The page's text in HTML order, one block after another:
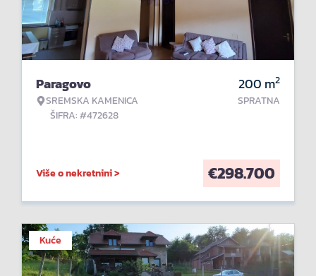
Paragovo
SREMSKA KAMENICA
ŠIFRA: #472628
200 m2
SPRATNA
Više o nekretnini > €298.700
Kuće